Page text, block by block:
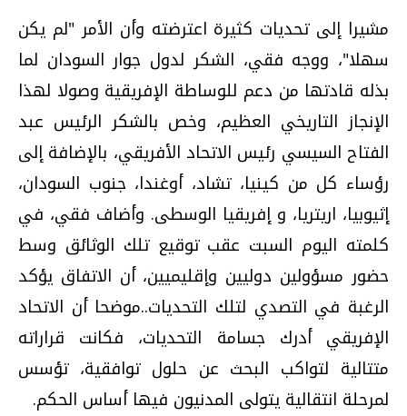
مشيرا إلى تحديات كثيرة اعترضته وأن الأمر "لم يكن
سهلا"، ووجه فقي، الشكر لدول جوار السودان لما
بذله قادتها من دعم للوساطة الإفريقية وصولا لهذا
الإنجاز التاريخي العظيم، وخص بالشكر الرئيس عبد
الفتاح السيسي رئيس الاتحاد الأفريقي، بالإضافة إلى
رؤساء كل من كينيا، تشاد، أوغندا، جنوب السودان،
إثيوبيا، اريتريا، و إفريقيا الوسطى. وأضاف فقي، في
كلمته اليوم السبت عقب توقيع تلك الوثائق وسط
حضور مسؤولين دوليين وإقليميين، أن الاتفاق يؤكد
الرغبة في التصدي لتلك التحديات..موضحا أن الاتحاد
الإفريقي أدرك جسامة التحديات، فكانت قراراته
متتالية لتواكب البحث عن حلول توافقية، تؤسس
لمرحلة انتقالية يتولى المدنيون فيها أساس الحكم.